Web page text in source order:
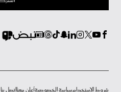
شروط الاستخدامسياسة الخصوصيةأعلن معناإتصل بنا